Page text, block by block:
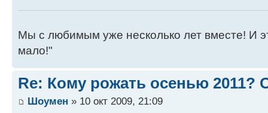
Мы с любимым уже несколько лет вместе! И
мало!"
Re: Кому рожать осенью 2011?
Шоумен » 10 окт 2009, 21:09